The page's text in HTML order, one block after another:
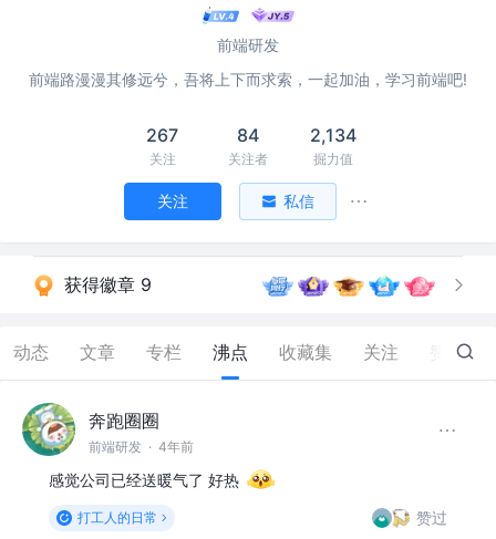
前端研发
前端路漫漫其修远兮，吾将上下而求索，一起加油，学习前端吧!
267
关注
84
关注者
2,134
掘力值
关注 私信
获得徽章 9
动态 文章 专栏 沸点 收藏集 关注 372
奔跑圈圈
前端研发 · 4年前
感觉公司已经送暖气了 好热
打工人的日常 赞过